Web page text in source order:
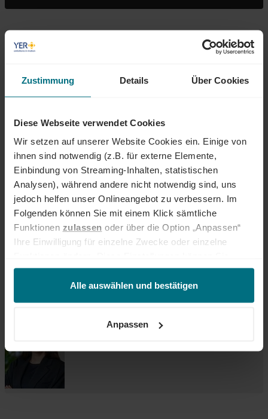
Zustimmung Details Über Cookies
Diese Webseite verwendet Cookies
Wir setzen auf unserer Website Cookies ein. Einige von
ihnen sind notwendig (z.B. für externe Elemente,
Einbindung von Streaming-Inhalten, statistischen
Analysen), während andere nicht notwendig sind, uns
jedoch helfen unser Onlineangebot zu verbessern. Im
Folgenden können Sie mit einem Klick sämtliche
Funktionen zulassen oder über die Option „Anpassen“
Ihre Einwilligung für einzelne Zwecke oder einzelne
jederzeit über unserenCookie-Hinweisaufrufen
und/oder nachträglich jederzeit anpassen. Weitere
Informationen erhalten Sie über unseren
Alle auswählen und bestätigen
Anpassen
ÜBER YER DEUTSCHLAND
Egal ob als Junior, Professional oder Führungskraft: Wir begleiten den
gesamten Karriereweg. Bundesweit warten attraktive Jobs,
insbesondere in den Bereichen Mobility, Tech und Energy. Unser Ziel ist
Unternehmen zu finden. Als Teil der YER Group wächst unser Angebot
an internationalen Services stetig weiter und eröffnet auch berufliche
Perspektiven über Ländergrenzen hinweg. Ob im Einsatz bei einem
renommierten Kundenunternehmen oder im internen Team von YER -
bei uns beginnt der Weg zum Traumjob!
INTERESSIERT?
Dann freuen wir uns über eine aussagekräftige Bewerbung inkl.
Gehaltsvorstellung und frühestem Eintrittstermin über unser
Onlineportal.
Deine Ansprechperson
Feyza Sofuoglu